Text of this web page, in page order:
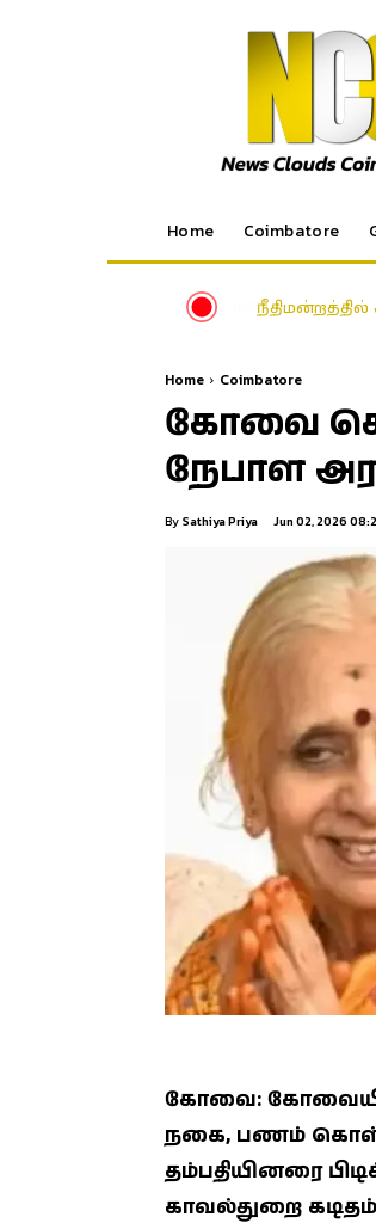
Home Coimbatore
Home Coimbatore
கோவை
நேபாள
By Sathiya Priya Jun 02, 2026
கோவை:
நகை, பணம்
தம்பதியினரை
காவல்துறை